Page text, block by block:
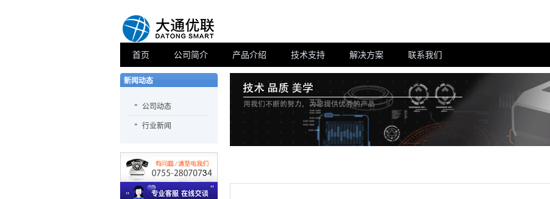
首页 公司简介 产品介绍 技术支持 解决方案 联系我们
新闻动态
公司动态
行业新闻